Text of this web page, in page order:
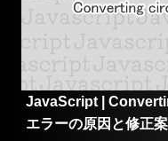
JavaScript |
エラーの原因と修正案